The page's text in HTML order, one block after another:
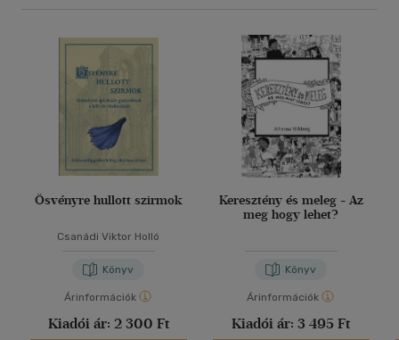
Ösvényre hullott szirmok
Csanádi Viktor Holló
Könyv
Árinformációk
Kiadói ár: 2 300 Ft
Keresztény és meleg - Az
meg hogy lehet?
Könyv
Árinformációk
Kiadói ár: 3 495 Ft